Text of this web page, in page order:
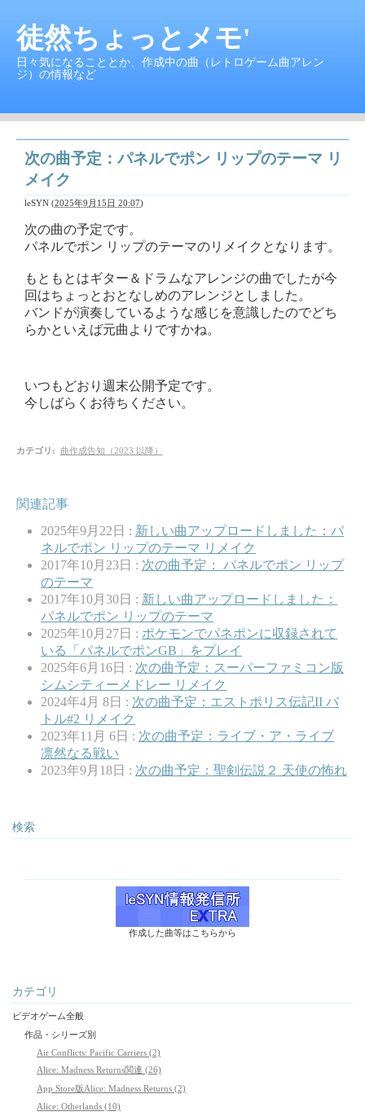
徒然ちょっとメモ'
日々気になることとか、作成中の曲（レトロゲーム曲アレン
ジ）の情報など
次の曲予定：パネルでポン リップのテーマ リ
メイク
leSYN (2025年9月15日 20:07)
次の曲の予定です。
パネルでポン リップのテーマのリメイクとなります。
もともとはギター＆ドラムなアレンジの曲でしたが今
回はちょっとおとなしめのアレンジとしました。
バンドが演奏しているような感じを意識したのでどち
らかといえば元曲よりですかね。
いつもどおり週末公開予定です。
今しばらくお待ちください。
カテゴリ : 曲作成告知（2023 以降）
関連記事
2025年9月22日 : 新しい曲アップロードしました：パ
ネルでポン リップのテーマ リメイク
2017年10月23日 : 次の曲予定： パネルでポン リップ
のテーマ
2017年10月30日 : 新しい曲アップロードしました：
パネルでポン リップのテーマ
2025年10月27日 : ポケモンでパネポンに収録されて
いる「パネルでポンGB」をプレイ
2025年6月16日 : 次の曲予定：スーパーファミコン版
シムシティーメドレー リメイク
2024年4月 8日 : 次の曲予定：エストポリス伝記II バ
トル#2 リメイク
2023年11月 6日 : 次の曲予定：ライブ・ア・ライブ
凛然なる戦い
2023年9月18日 : 次の曲予定：聖剣伝説２ 天使の怖れ
検索
作成した曲等はこちらから
カテゴリ
ビデオゲーム全般
作品・シリーズ別
Air Conflicts: Pacific Carriers (2)
Alice: Madness Returns関連 (26)
App Store版Alice: Madness Returns (2)
Alice: Otherlands (10)